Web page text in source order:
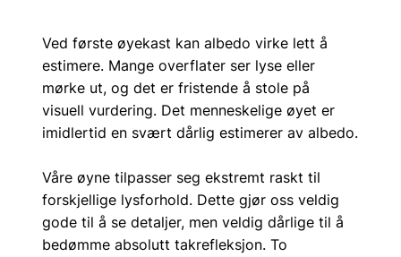
Ved første øyekast kan albedo virke lett å
estimere. Mange overflater ser lyse eller
mørke ut, og det er fristende å stole på
visuell vurdering. Det menneskelige øyet er
imidlertid en svært dårlig estimerer av albedo.
Våre øyne tilpasser seg ekstremt raskt til
forskjellige lysforhold. Dette gjør oss veldig
gode til å se detaljer, men veldig dårlige til å
bedømme absolutt takrefleksjon. To